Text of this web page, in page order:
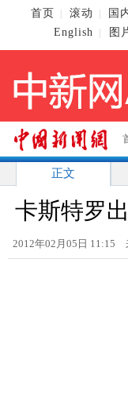
首页 滚动 国
English
图
正文
卡斯特罗
2012年02月05日 11:15